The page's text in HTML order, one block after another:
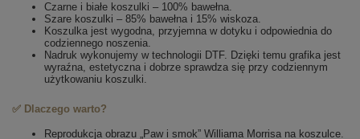
Czarne i białe koszulki – 100% bawełna.
Szare koszulki – 85% bawełna i 15% wiskoza.
Koszulka jest wygodna, przyjemna w dotyku i odpowiednia do
codziennego noszenia.
Nadruk wykonujemy w technologii DTF. Dzięki temu grafika jest
wyraźna, estetyczna i dobrze sprawdza się przy codziennym
użytkowaniu koszulki.
✅ Dlaczego warto?
Reprodukcja obrazu „Paw i smok” Williama Morrisa na koszulce.